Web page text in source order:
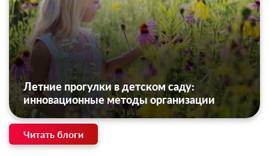
Летние прогулки в детском саду:
инновационные методы организации
Читать блоги